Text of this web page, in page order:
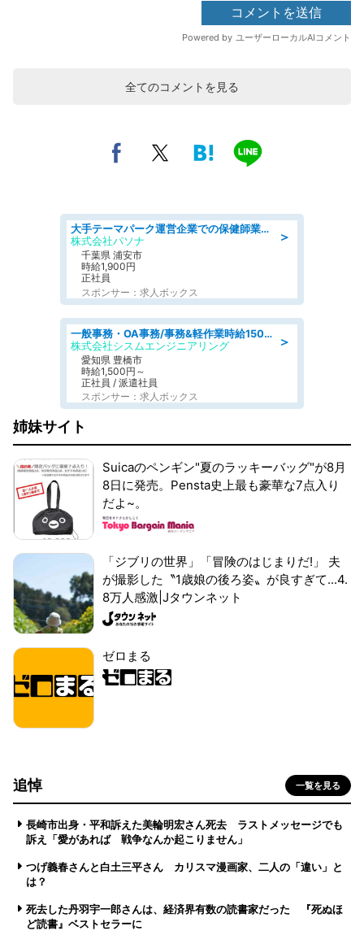
全てのコメントを見る
＞
大手テーマパーク運営企業での保健師業務/シフト/要資格:保健師
株式会社パソナ
千葉県 浦安市
時給1,900円
正社員
スポンサー：求人ボックス
＞
一般事務・OA事務/事務&軽作業時給1500円土日祝休み各種社保完備
株式会社シスムエンジニアリング
愛知県 豊橋市
時給1,500円～
正社員 / 派遣社員
スポンサー：求人ボックス
姉妹サイト
Suicaのペンギン"夏のラッキーバッグ"が8月
8日に発売。Pensta史上最も豪華な7点入り
だよ~。
「ジブリの世界」「冒険のはじまりだ!」 夫
が撮影した〝1歳娘の後ろ姿〟が良すぎて...4.
8万人感激|Jタウンネット
ゼロまる
追悼 一覧を見る
長崎市出身・平和訴えた美輪明宏さん死去 ラストメッセージでも
訴え「愛があれば 戦争なんか起こりません」
つげ義春さんと白土三平さん カリスマ漫画家、二人の「違い」と
は？
死去した丹羽宇一郎さんは、経済界有数の読書家だった 『死ぬほ
ど読書』ベストセラーに